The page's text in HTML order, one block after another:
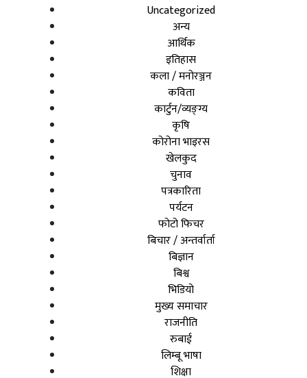
Uncategorized
अन्य
आर्थिक
इतिहास
कला / मनोरञ्जन
कविता
कार्टुन/व्यङ्ग्य
कृषि
कोरोना भाइरस
खेलकुद
चुनाव
पत्रकारिता
पर्यटन
फोटो फिचर
बिचार / अन्तर्वार्ता
बिज्ञान
बिश्व
भिडियो
मुख्य समाचार
राजनीति
रुबाई
लिम्बू भाषा
शिक्षा